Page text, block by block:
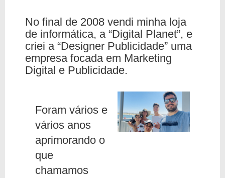
No final de 2008 vendi minha loja
de informática, a “Digital Planet”, e
criei a “Designer Publicidade” uma
empresa focada em Marketing
Digital e Publicidade.
Foram vários e
vários anos
aprimorando o
que
chamamos